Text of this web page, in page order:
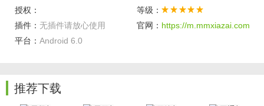
google play 会根据用户的过往活动、正在尝试完成的操作、
所在位置和重大事件等条件，向用户展示他们可能感兴趣的
应用和游戏合集。这些合集是自动挑选出来的，经过 google
抢先体验
授权：
等级：
插件： 无插件请放心使用 官网： https://m.mmxiazai.com
平台： Android 6.0
推荐下载